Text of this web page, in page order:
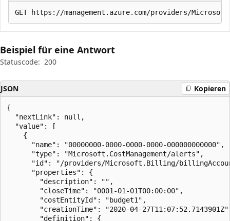
Beispiel für eine Antwort
Statuscode: 200
JSON Kopieren
{
  "nextLink": null,
  "value": [
    {
      "name": "00000000-0000-0000-0000-000000000000",
      "type": "Microsoft.CostManagement/alerts",
"id": "/providers/Microsoft.Billing/
      "properties": {
        "description": "",
        "closeTime": "0001-01-01T00:00:00",
        "costEntityId": "budget1",
"creationTime": "2020-04-
        "definition": {